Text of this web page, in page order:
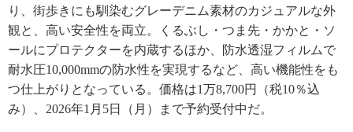
り、街歩きにも馴染むグレーデニム素材のカジュアルな外
観と、高い安全性を両立。くるぶし・つま先・かかと・ソ
ールにプロテクターを内蔵するほか、防水透湿フィルムで
耐水圧10,000mmの防水性を実現するなど、高い機能性をも
つ仕上がりとなっている。価格は1万8,700円（税10％込
み）、2026年1月5日（月）まで予約受付中だ。